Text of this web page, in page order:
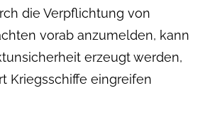
die Verpflichtung von
vorab anzumelden, kann
erzeugt werden,
Kriegsschiffe eingreifen